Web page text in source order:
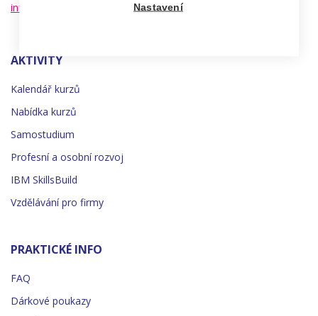
info@czechitas.cz
AKTIVITY
Kalendář kurzů
Nabídka kurzů
Samostudium
Profesní a osobní rozvoj
IBM SkillsBuild
Vzdělávání pro firmy
PRAKTICKÉ INFO
FAQ
Dárkové poukazy
Nastavení